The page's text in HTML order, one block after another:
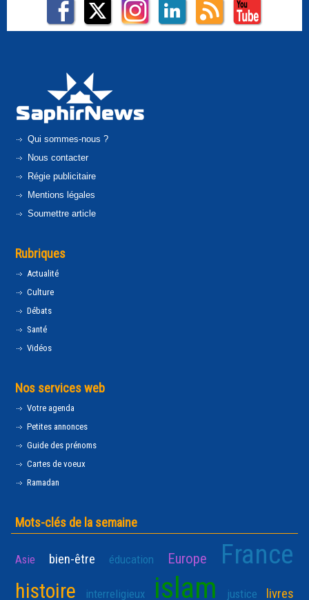
Qui sommes-nous ?
Nous contacter
Régie publicitaire
Mentions légales
Soumettre article
Rubriques
Actualité
Culture
Débats
Santé
Vidéos
Nos services web
Votre agenda
Petites annonces
Guide des prénoms
Cartes de voeux
Ramadan
Mots-clés de la semaine
Asie bien-être éducation Europe France
histoire interreligieux islam justice livres